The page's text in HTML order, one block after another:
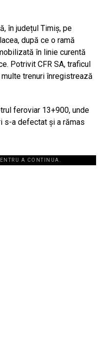
în județul Timiș, pe
după ce o ramă
în linie curentă
Potrivit CFR SA, traficul
trenuri înregistrează
feroviar 13+900, unde
s-a defectat și a rămas
A CONTINUA.